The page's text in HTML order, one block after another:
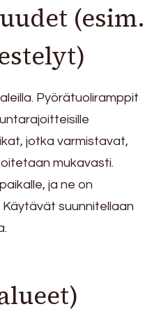
(esim.
Pyörätuoliramppit
jotka varmistavat,
mukavasti.
ja ne on
suunnitellaan